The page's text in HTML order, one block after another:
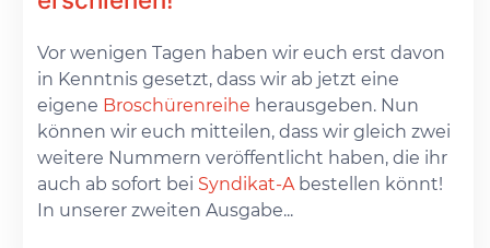
Vor wenigen Tagen haben wir euch erst davon
in Kenntnis gesetzt, dass wir ab jetzt eine
eigene Broschürenreihe herausgeben. Nun
können wir euch mitteilen, dass wir gleich zwei
weitere Nummern veröffentlicht haben, die ihr
auch ab sofort bei Syndikat-Abestellen könnt!
In unserer zweiten Ausgabe...